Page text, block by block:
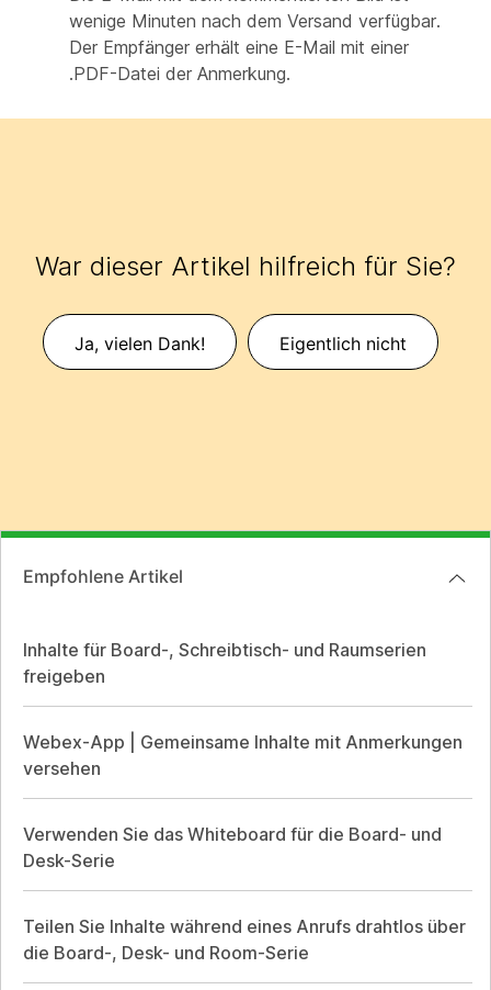
wenige Minuten nach dem Versand verfügbar.
Der Empfänger erhält eine E-Mail mit einer
.PDF-Datei der Anmerkung.
War dieser Artikel hilfreich für Sie?
Ja, vielen Dank! Eigentlich nicht
Empfohlene Artikel
Inhalte für Board-, Schreibtisch- und Raumserien
freigeben
Webex-App | Gemeinsame Inhalte mit Anmerkungen
versehen
Verwenden Sie das Whiteboard für die Board- und
Desk-Serie
Teilen Sie Inhalte während eines Anrufs drahtlos über
die Board-, Desk- und Room-Serie